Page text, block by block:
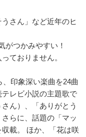
さん」など近年のヒ
がつかみやすい！
ておりません。
印象深い楽曲を24曲
レビ小説の主題歌で
ん）、「ありがとう
らに、話題の「マッ
載。 ほか、「花は咲